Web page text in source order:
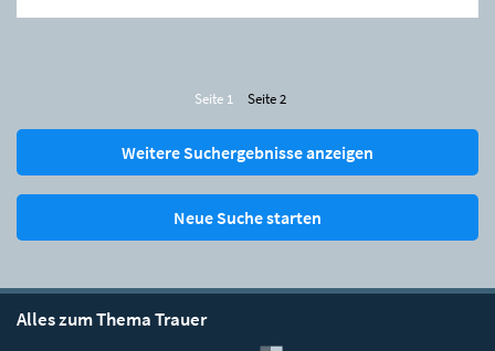
Seite 1 Seite 2
Weitere Suchergebnisse anzeigen
Neue Suche starten
Alles zum Thema Trauer